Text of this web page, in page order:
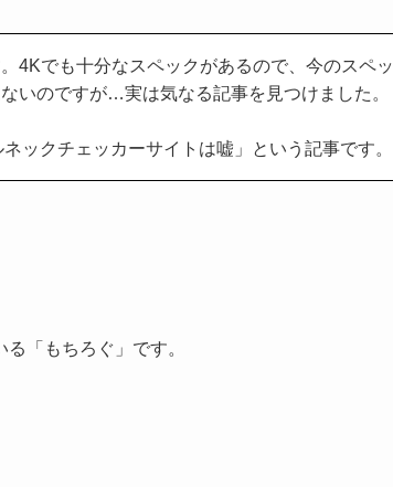
4Kでも十分なスペックがあるので、今のスペッ
いのですが…実は気なる記事を見つけました。
ックチェッカーサイトは嘘」という記事です。
「もちろぐ」です。